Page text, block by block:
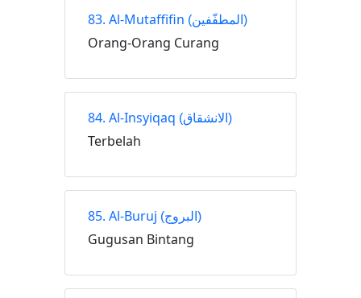
83. Al-Mutaffifin (المطفّفين)
Orang-Orang Curang
84. Al-Insyiqaq (الانشقاق)
Terbelah
85. Al-Buruj (البروج)
Gugusan Bintang